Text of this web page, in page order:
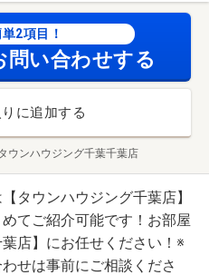
2項目！
問い合わせする
に追加する
ウンハウジング千葉千葉店
タウンハウジング千葉店】
てご紹介可能です！お部屋
店】にお任せください！※
せは事前にご相談くださ